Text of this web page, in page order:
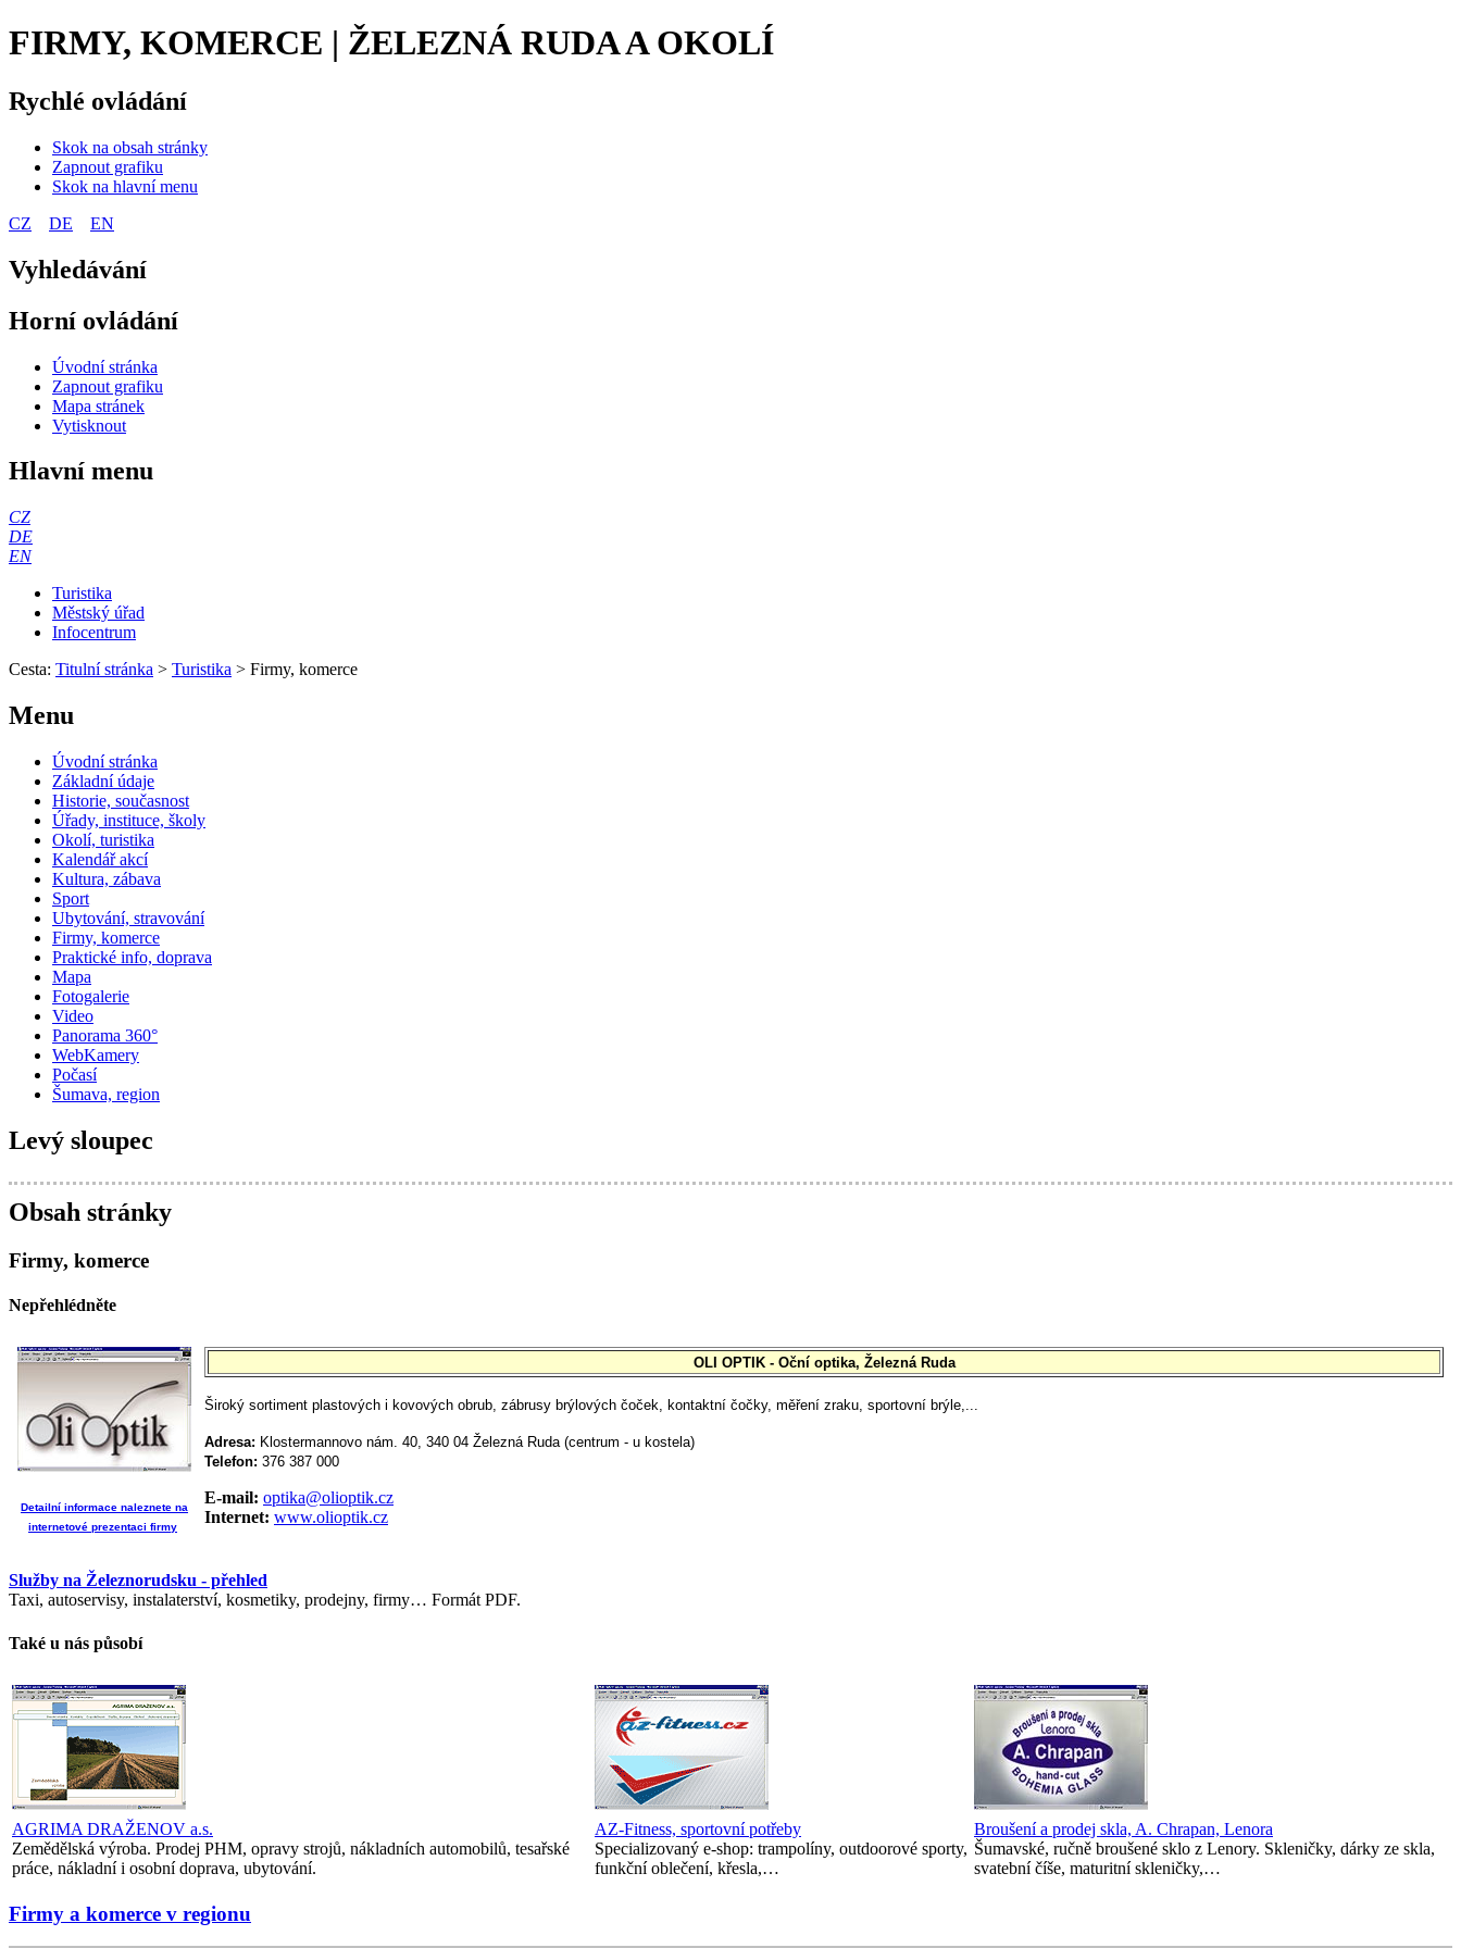
FIRMY, KOMERCE | ŽELEZNÁ RUDA A OKOLÍ
Rychlé ovládání
Skok na obsah stránky
Zapnout grafiku
Skok na hlavní menu
CZ
DE EN
Vyhledávání
Horní ovládání
Úvodní stránka
Zapnout grafiku
Mapa stránek
Vytisknout
Hlavní menu
CZ
DE
EN
Turistika
Městský úřad
Infocentrum
Cesta: Titulní stránka > Turistika > Firmy, komerce
Menu
Úvodní stránka
Základní údaje
Historie, současnost
Úřady, instituce, školy
Okolí, turistika
Kalendář akcí
Kultura, zábava
Sport
Ubytování, stravování
Firmy, komerce
Praktické info, doprava
Mapa
Fotogalerie
Video
Panorama 360°
WebKamery
Počasí
Šumava, region
Levý sloupec
Obsah stránky
Firmy, komerce
Nepřehlédněte
Detailní informace naleznete na
internetové prezentaci firmy
OLI OPTIK - Oční optika, Železná Ruda
Široký sortiment plastových i kovových obrub, zábrusy brýlových čoček, kontaktní čočky, měření zraku, sportovní brýle,...
Adresa: Klostermannovo nám. 40, 340 04 Železná Ruda (centrum - u kostela)
Telefon: 376 387 000
E-mail: optika@olioptik.cz
Internet: www.olioptik.cz
Služby na Železnorudsku - přehled
Taxi, autoservisy, instalaterství, kosmetiky, prodejny, firmy… Formát PDF.
Také u nás působí
AGRIMA DRAŽENOV a.s.
Zemědělská výroba. Prodej PHM, opravy strojů, nákladních automobilů, tesařské
práce, nákladní i osobní doprava, ubytování.
AZ-Fitness, sportovní potřeby
Specializovaný e-shop: trampolíny, outdoorové sporty,
funkční oblečení, křesla,…
Broušení a prodej skla, A. Chrapan, Lenora
Šumavské, ručně broušené sklo z Lenory. Skleničky, dárky ze skla,
svatební číše, maturitní skleničky,…
Firmy a komerce v regionu